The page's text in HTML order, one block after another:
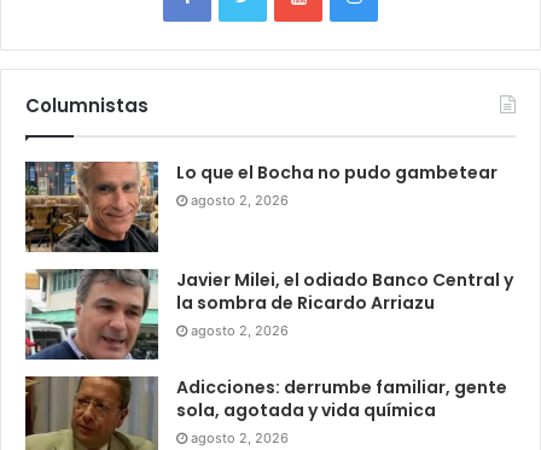
Columnistas
Lo que el Bocha no pudo gambetear
agosto 2, 2026
Javier Milei, el odiado Banco Central y
la sombra de Ricardo Arriazu
agosto 2, 2026
Adicciones: derrumbe familiar, gente
sola, agotada y vida química
agosto 2, 2026